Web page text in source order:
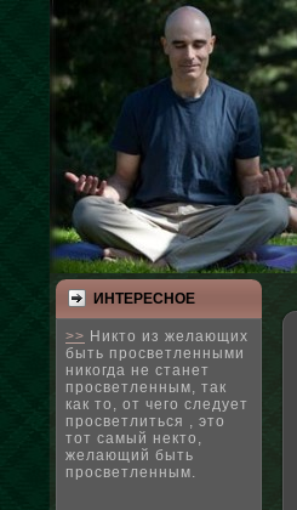
ИНТЕРЕСНΟЕ
>> Никто из желающих
быть просветленными
никогда не станет
просветленным, так
как то, от чего следует
просветлиться , это
тот самый некто,
желающий быть
просветленным.